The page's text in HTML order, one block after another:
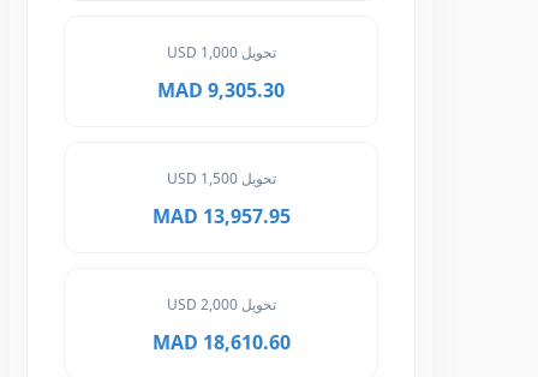
تحويل 1,000 USD
9,305.30 MAD
تحويل 1,500 USD
13,957.95 MAD
تحويل 2,000 USD
18,610.60 MAD